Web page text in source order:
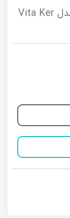
لوسیون ضد شوره چرب درمالیفت مدل Vita Ker